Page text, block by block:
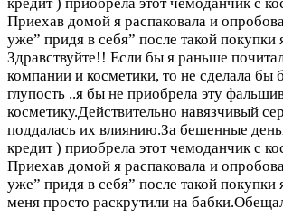
Приехав домой я распаковала и
уже” придя в себя” после такой
Здравствуйте!! Если бы я раньше
компании и косметики, то не сделала
глупость ..я бы не приобрела эту
косметику.Действительно навязчивый
поддалась их влиянию.За бешенные
кредит ) приобрела этот чемоданчик с
Приехав домой я распаковала и
уже” придя в себя” после такой покупки
меня просто раскрутили на